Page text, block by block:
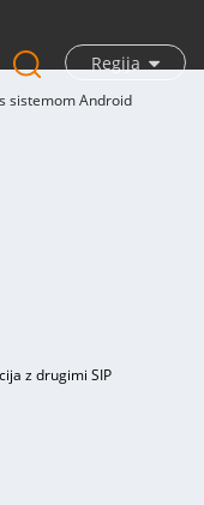
Regija
z drugimi SIP